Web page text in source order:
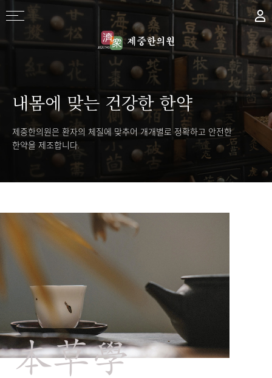
내몸에 맞는 건강한 한약
제중한의원은 환자의 체질에 맞추어 개개별로 정확하고 안전한
한약을 제조합니다.
本草學